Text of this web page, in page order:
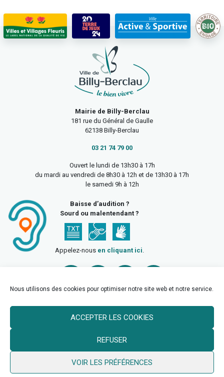
Nous utilisons des cookies pour optimiser notre site web et notre service.
ACCEPTER LES COOKIES
REFUSER
VOIR LES PRÉFÉRENCES
Mairie de Billy-Berclau
181 rue du Général de Gaulle
62138 Billy-Berclau
03 21 74 79 00
Ouvert le lundi de 13h30 à 17h
du mardi au vendredi de 8h30 à 12h et de 13h30 à 17h
le samedi 9h à 12h
Baisse d’audition ?
Sourd ou malentendant ?
Appelez-nous en cliquant ici.
© 2026 Ville de Billy Berclau —neoweb.fr